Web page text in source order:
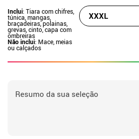
Inclui: Tiara com chifres,
túnica, mangas,
braçadeiras, polainas,
grevas, cinto, capa com
ombreiras
Não inclui: Mace, meias
ou calçados
XXXL
Resumo da sua seleção